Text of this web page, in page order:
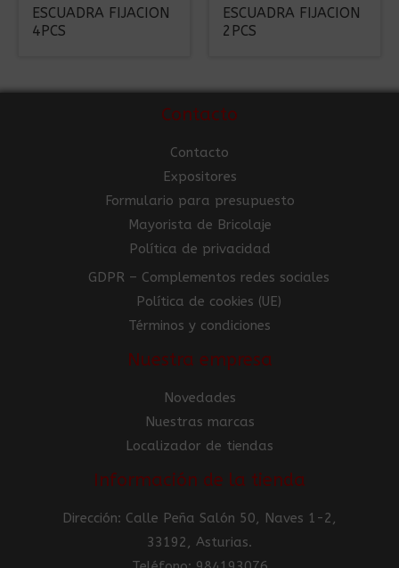
ESCUADRA FIJACION
4PCS
ESCUADRA FIJACION
2PCS
Contacto
Contacto
Expositores
Formulario para presupuesto
Mayorista de Bricolaje
Política de privacidad
GDPR – Complementos redes sociales
Política de cookies (UE)
Términos y condiciones
Nuestra empresa
Novedades
Nuestras marcas
Localizador de tiendas
Información de la tienda
Dirección: Calle Peña Salón 50, Naves 1-2,
33192, Asturias.